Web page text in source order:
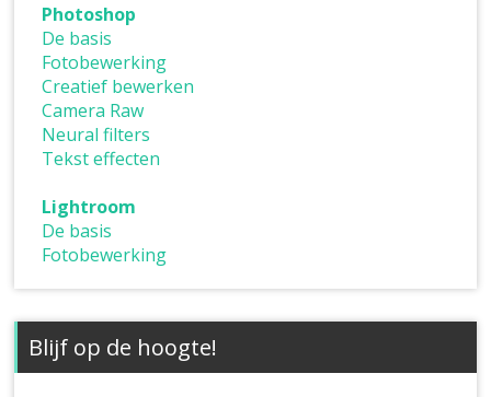
Photoshop
De basis
Fotobewerking
Creatief bewerken
Camera Raw
Neural filters
Tekst effecten
Lightroom
De basis
Fotobewerking
Blijf op de hoogte!